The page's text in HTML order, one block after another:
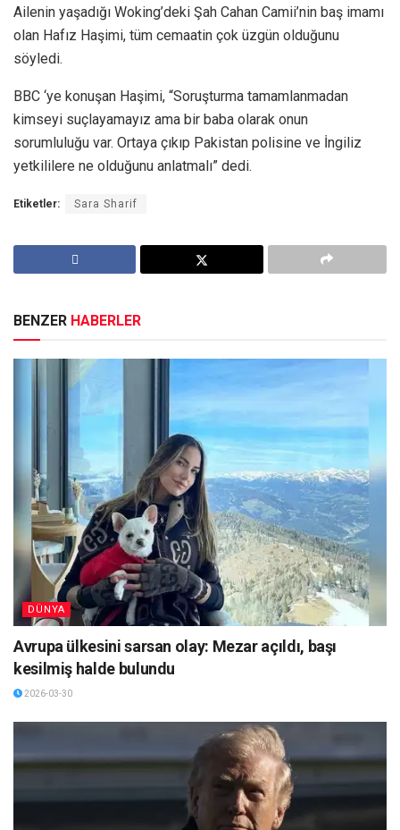
Ailenin yaşadığı Woking’deki Şah Cahan Camii’nin baş imamı
olan Hafız Haşimi, tüm cemaatin çok üzgün olduğunu
söyledi.
BBC ‘ye konuşan Haşimi, “Soruşturma tamamlanmadan
kimseyi suçlayamayız ama bir baba olarak onun
sorumluluğu var. Ortaya çıkıp Pakistan polisine ve İngiliz
yetkililere ne olduğunu anlatmalı” dedi.
Etiketler: Sara Sharif
BENZER HABERLER
DÜNYA
Avrupa ülkesini sarsan olay: Mezar açıldı, başı
kesilmiş halde bulundu
2026-03-30